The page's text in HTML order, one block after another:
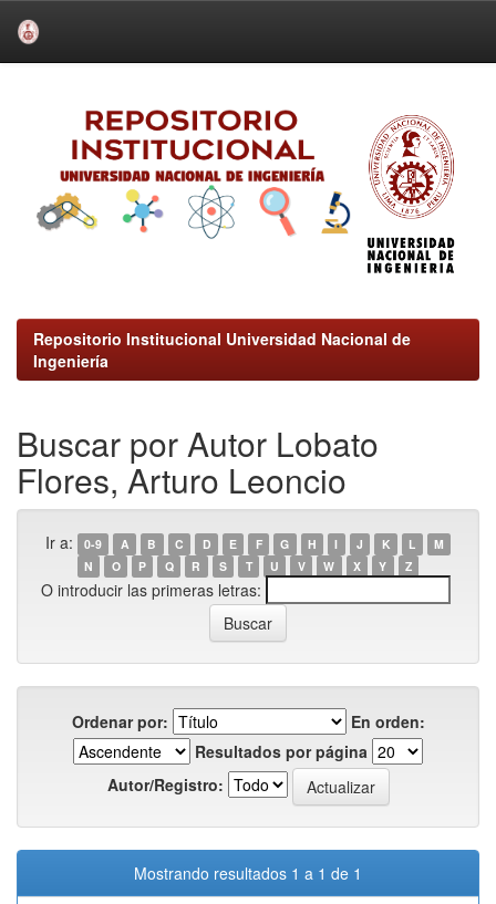
Repositorio Institucional Universidad Nacional de
Ingeniería
Buscar por Autor Lobato
Flores, Arturo Leoncio
Ir a: 0-9 A B C D E F G H I J K L
M
N
O P Q R S T U V W X Y Z
O introducir las primeras letras:
Ordenar por:
En orden:
Resultados por página
Autor/Registro:
Mostrando resultados 1 a 1 de 1